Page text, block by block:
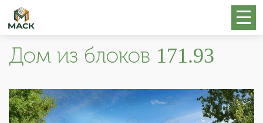
Дом из блоков 171.93